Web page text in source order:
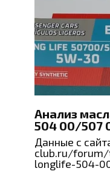
Анализ
504 00/507
Данные с
club.ru/
longlife-504-